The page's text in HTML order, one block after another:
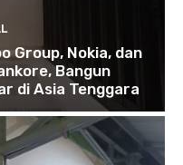
Group, Nokia, dan
Bangun
di Asia Tenggara